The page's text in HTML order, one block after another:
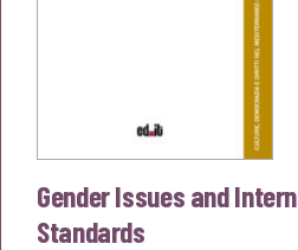
Gender Issues and
Standards